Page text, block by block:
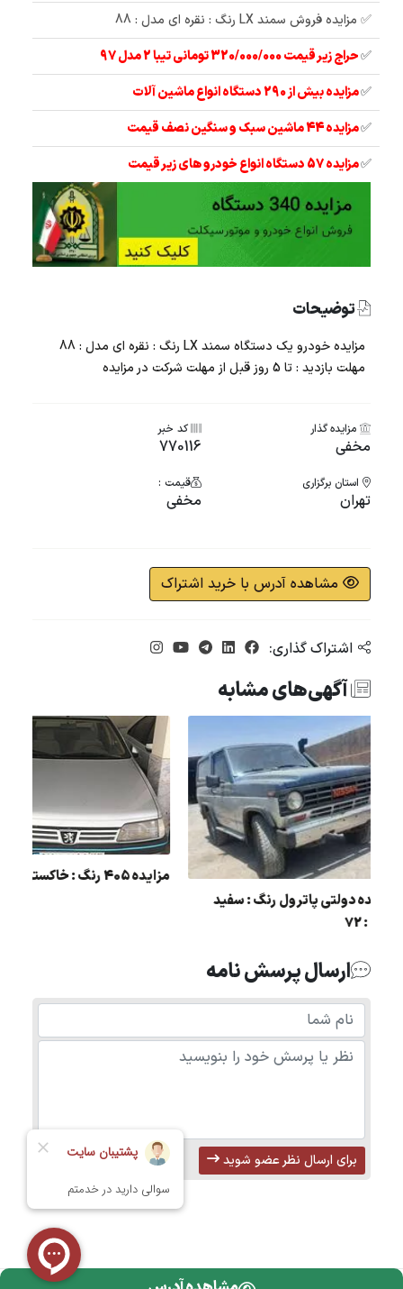
✅ مزایده فروش سمند LX رنگ : نقره ای مدل : 88
✅حراج زیر قیمت 320/000/000 تومانی تیبا 2 مدل 97
✅مزایده بیش از 290 دستگاه انواع ماشین آلات
✅مزایده 44 ماشین سبک و سنگین نصف قیمت
✅مزایده 57 دستگاه انواع خودرو های زیر قیمت
توضیحات
مزایده خودرو یک دستگاه سمند LX رنگ : نقره ای مدل : 88
مهلت بازدید : تا 5 روز قبل از مهلت شرکت در مزایده
مزایده گذار
مخفی
کد خبر
770116
استان برگزاری
تهران
قیمت :
مخفی
مشاهده آدرس با خرید اشتراک
اشتراک گذاری:
آگهی‌های مشابه
مزایده 405 رنگ : خاکستری مدل : 97
مزایده دولتی پاترول رنگ : سفید
مدل : 72
ارسال پرسش نامه
برای ارسال نظر عضو شوید